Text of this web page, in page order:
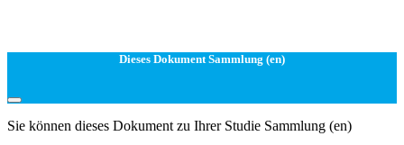
Dieses Dokument Sammlung (en)
Sie können dieses Dokument zu Ihrer Studie Sammlung (en)